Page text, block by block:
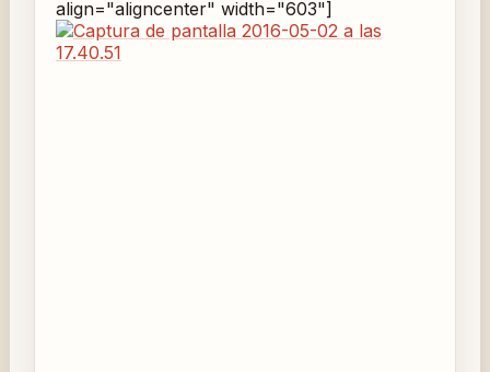
align="aligncenter" width="603"]